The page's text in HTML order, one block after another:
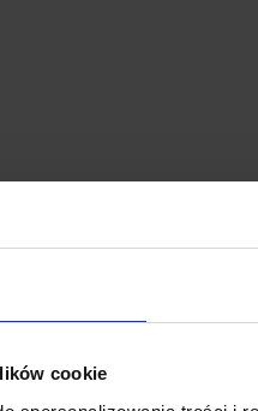
cookie